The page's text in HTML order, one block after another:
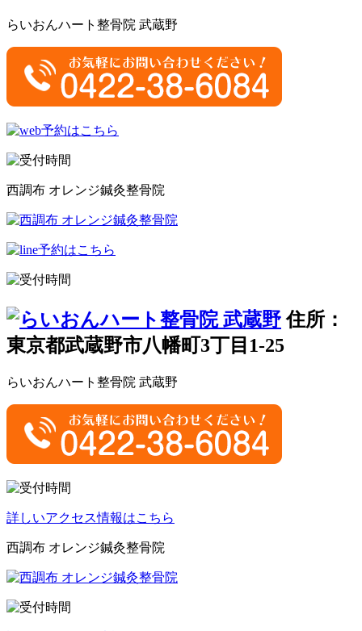
らいおんハート整骨院 武蔵野
西調布 オレンジ鍼灸整骨院
住所：
東京都武蔵野市八幡町3丁目1-25
らいおんハート整骨院 武蔵野
詳しいアクセス情報はこちら
西調布 オレンジ鍼灸整骨院